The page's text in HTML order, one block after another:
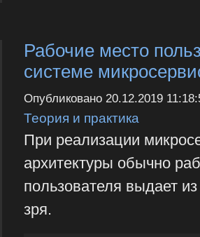
Рабочие место
системе
Опубликовано 20.12.2019
Теория и практика
При реализации
архитектуры обычно
пользователя выдает из
зря.